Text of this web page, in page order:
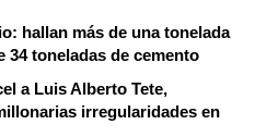
hallan más de una tonelada
34 toneladas de cemento
a Luis Alberto Tete,
irregularidades en